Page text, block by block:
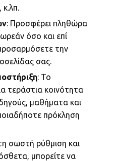
κ.λπ.
: Προσφέρει πληθώρα
όσο και επί
την
σας.
: Το
τεράστια κοινότητα
μαθήματα και
πρόκληση
σωστή ρύθμιση και
μπορείτε να